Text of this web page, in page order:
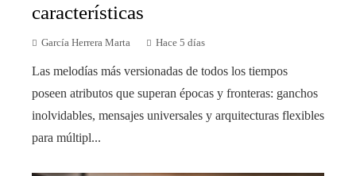
características
García Herrera Marta Hace 5 días
Las melodías más versionadas de todos los tiempos
poseen atributos que superan épocas y fronteras: ganchos
inolvidables, mensajes universales y arquitecturas flexibles
para múltipl...